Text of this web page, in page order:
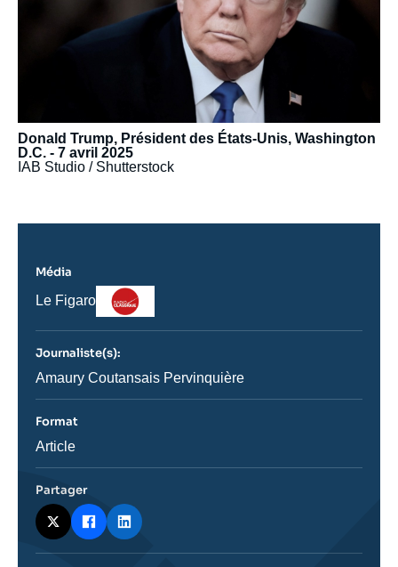
Donald Trump, Président des États-Unis, Washington
D.C. - 7 avril 2025
IAB Studio / Shutterstock
Média
Nom
journal,
ou
émission
Le Figaro
Logo
Journaliste(s):
Journaliste
Amaury Coutansais Pervinquière
Format
Catégorie
Article
Partager